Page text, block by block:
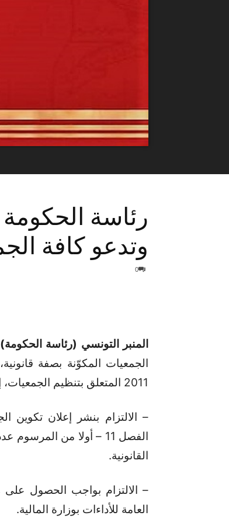
رئاسة
وتدعو كافة
0
المنبر التونسي (رئاسة
2011 المتعلق بتنظيم الجمعيات، إلى التقيد بالإجراءات التالية:
– الالتزام بنشر إعلان تكوين
القانونية.
– الالتزام بواجب الحصول
العامة للأداءات بوزارة المالية.